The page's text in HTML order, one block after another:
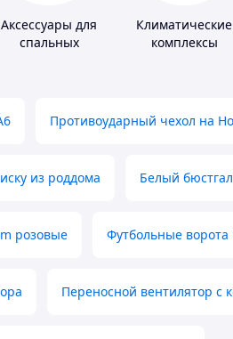
Аксессуары для
спальных
Климатические
комплексы
Противоударный чехол на
из роддома Белый
розовые Футбольные
Переносной вентилятор с